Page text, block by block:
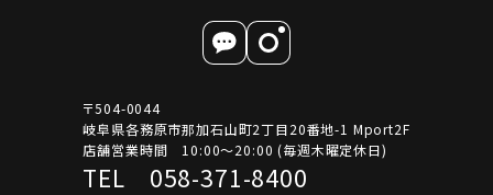
〒504-0044
岐阜県各務原市那加石山町2丁目20番地-1 Mport2F
店舗営業時間 10:00～20:00 (毎週木曜定休日)
TEL 058-371-8400